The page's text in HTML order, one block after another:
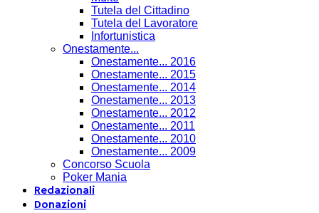
Tutela del Cittadino
Tutela del Lavoratore
Infortunistica
Onestamente...
Onestamente... 2016
Onestamente... 2015
Onestamente... 2014
Onestamente... 2013
Onestamente... 2012
Onestamente... 2011
Onestamente... 2010
Onestamente... 2009
Concorso Scuola
Poker Mania
Redazionali
Donazioni